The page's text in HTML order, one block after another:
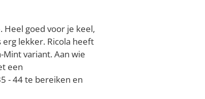
Heel goed voor je keel,
lekker. Ricola heeft
variant. Aan wie
een
- 44 te bereiken en